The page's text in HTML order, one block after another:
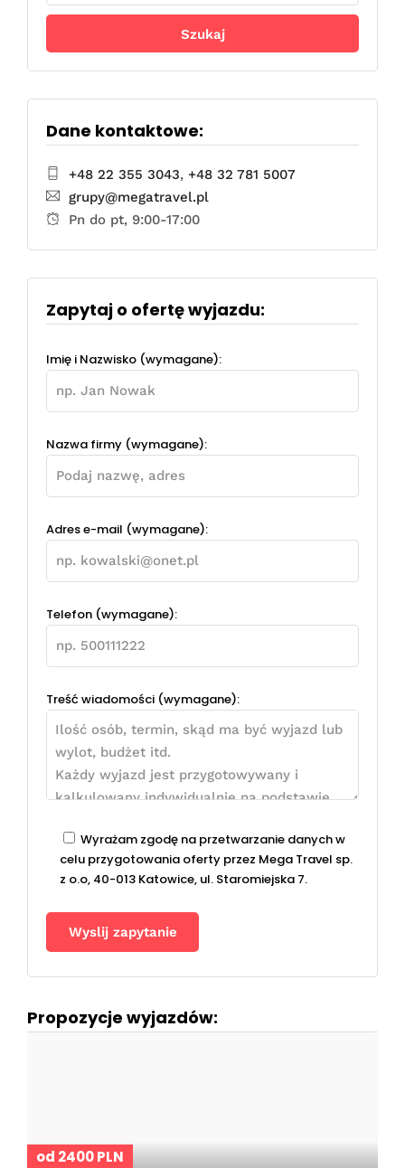
Dane kontaktowe:
+48 22 355 3043, +48 32 781 5007
grupy@megatravel.pl
Pn do pt, 9:00-17:00
Zapytaj o ofertę wyjazdu:
Imię i Nazwisko (wymagane):
Nazwa firmy (wymagane):
Adres e-mail (wymagane):
Telefon (wymagane):
Treść wiadomości (wymagane):
Wyrażam zgodę na przetwarzanie danych w
celu przygotowania oferty przez Mega Travel sp.
z o.o, 40-013 Katowice, ul. Staromiejska 7.
Propozycje wyjazdów:
od 2400 PLN